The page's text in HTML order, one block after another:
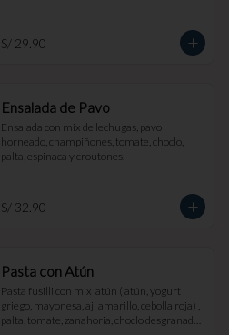
S/ 29.90
Ensalada de Pavo
Ensalada con mix de lechugas, pavo
horneado, champiñones, tomate, choclo,
palta, espinaca y croutones.
S/ 32.90
Pasta con Atún
Pasta fusilli con mix  atún ( atún, yogurt
griego, mayonesa, aji amarillo, cebolla roja) ,
palta, tomate, zanahoria, choclo desgranado